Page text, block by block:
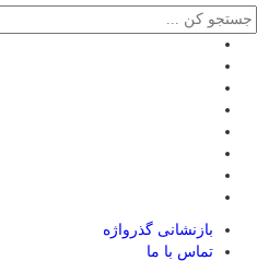
بازنشانی گذرواژه
تماس با ما